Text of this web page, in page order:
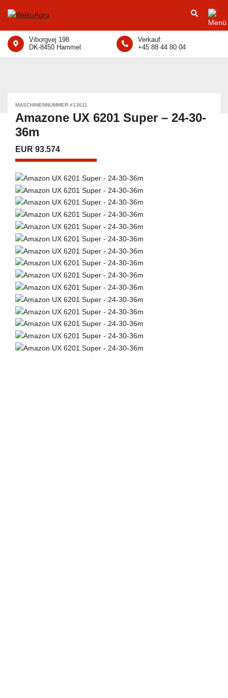
Viborgvej 198
DK-8450 Hammel
Verkauf:
+45 88 44 80 04
MASCHINENNUMMER #13611
Amazone UX 6201 Super – 24-30-
36m
EUR 93.574